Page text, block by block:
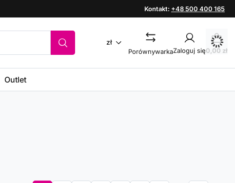
Kontakt: +48 500 400 165
zł
PorównywarkaZaloguj się0,00 zł
Outlet